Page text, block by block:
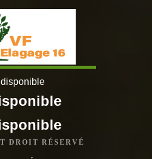
DROIT RÉSERVÉ